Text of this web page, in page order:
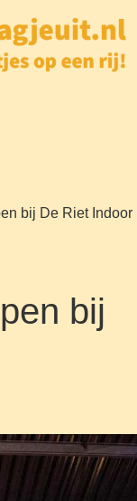
bij De Riet Indoor
bij